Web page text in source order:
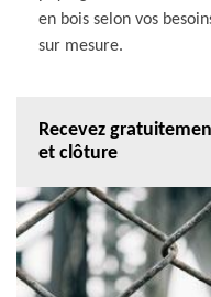
en bois selon vos
sur mesure.
Recevez
et clôture